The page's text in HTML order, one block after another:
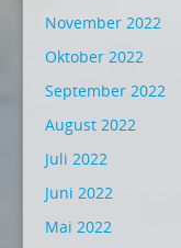
November 2022
Oktober 2022
September 2022
August 2022
Juli 2022
Juni 2022
Mai 2022